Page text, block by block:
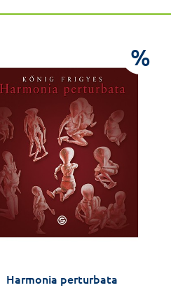
%
Harmonia perturbata